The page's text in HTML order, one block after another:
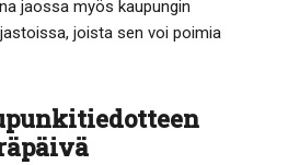
jaossa myös kaupungin
joista sen voi poimia